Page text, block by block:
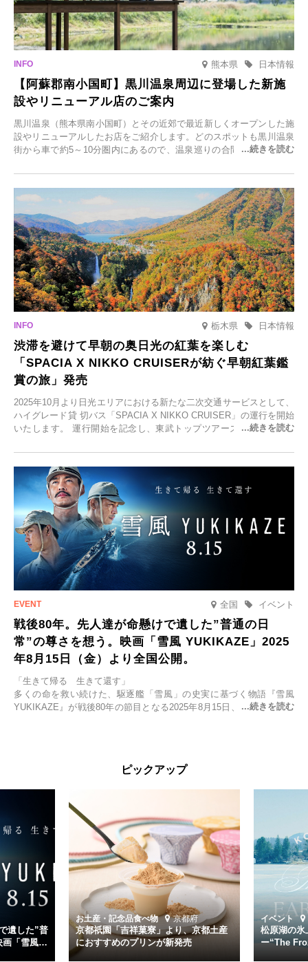
熊本県 日本情報
【阿蘇郡南小国町】黒川温泉周辺に登場した新施
設やリニューアル店のご案内
黒川温泉（熊本県南小国町）とその近郊で最近新しくオープンした施
設やリニューアルしたお店をご紹介します。どのスポットも黒川温泉
街から車で約5～10分圏内にあるので、温泉巡りの合間に気軽に立ち
元食材にこだわったレストランなど、多彩な魅力が満載です。黒川温
泉の新たな楽しみとしてチェックしてみてください。
栃木県 日本情報
渋滞を避けて早朝の奥日光の紅葉を楽しむ
「SPACIA X NIKKO CRUISERが紡ぐ早朝紅葉鑑
賞の旅」発売
2025年10月より日光エリアにおける新たな二次交通サービスとして、
ハイグレード貸 切バス「SPACIA X NIKKO CRUISER」の運行を開始
いたします。 運行開始を記念し、東武トップツアーズ株式会社では
2025年9月12日(金)より発売いたします。
全国 イベント
戦後80年。先人達が命懸けで遺した”普通の日
常”の尊さを想う。映画「雪風 YUKIKAZE」2025
年8月15日（金）より全国公開。
「生きて帰る 生きて還す」
多くの命を救い続けた、駆逐艦「雪風」の史実に基づく物語『雪風
YUKIKAZE』が戦後80年の節目となる2025年8月15日、全国公開され
くの仲間の命を救い帰還させ、戦後まで生き抜き「幸運艦」と呼ばれ
主演は「雪風」の艦長・寺澤一利を演じる竹野内豊。先任伍長・早瀬
幸平を玉木宏が演じるほか、奥平大兼、田中麗奈、石丸幹二、益岡徹
など実力派俳優が共演。そして戦艦大和と運命を共にした帝国海軍・
第二艦隊司令長官、伊藤整一を中井貴一が圧倒的な存在感で演じ切
る。
時代が再び、分断と暴力に揺れる現代。本作は「同じ過ちを繰り返す
道を歩んではいないか」と、彼らが命をかけて守りたいと願っ
た”今”を生きる私達に問いかける。戦後80年、戦争の記憶が薄れゆく
今だからこそ、尊い平和の価値を未来に繋ぐ作品『雪風 YUKIKAZE』
を多くの方にご覧いただきたい。
ピックアップ
遺した”普
画「雪風
お土産・記念品食べ物 京都府
京都祇園「吉祥菓寮」より、京都土産
におすすめのプリンが新発売
イベント
松原湖の氷
ー“The